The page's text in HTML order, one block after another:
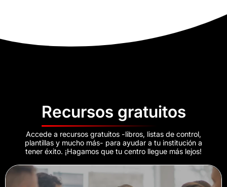
Recursos gratuitos
Accede a recursos gratuitos -libros, listas de control,
plantillas y mucho más- para ayudar a tu institución a
tener éxito. ¡Hagamos que tu centro llegue más lejos!